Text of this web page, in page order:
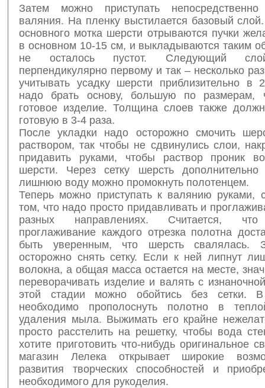
Затем можно приступать
валяния. На пленку выстилается базовый
основного мотка шерсти отрываются пучки
в основном 10-15 см, и выкладываются таким
не осталось пустот. Следующий
перпендикулярно первому и так – несколько
учитывать усадку шерсти приблизительно в
надо брать основу, большую по размерам,
готовое изделие. Толщина слоев также
готовую в 3-4 раза.
После укладки надо осторожно смочить
раствором, так чтобы не сдвинулись слои,
придавить руками, чтобы раствор проник
шерсти. Через сетку шерсть дополнительно
лишнюю воду можно промокнуть полотенцем.
Теперь можно приступать к валянию руками,
том, что надо просто придавливать и
разных направлениях. Считается, что
проглаживание каждого отрезка полотна
быть уверенным, что шерсть свалялась.
осторожно снять сетку. Если к ней липнут
волокна, а общая масса остается на месте,
переворачивать изделие и валять с
этой стадии можно обойтись без сетки. В
необходимо прополоснуть полотно в
удаления мыла. Выжимать его крайне
просто расстелить на решетку, чтобы вода
хотите приготовить что-нибудь оригинальное
магазин Лелека открывает широкие
развития творческих способностей и
необходимого для рукоделия.